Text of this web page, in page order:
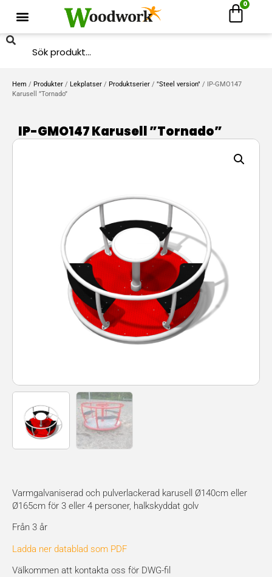
0
Hem / Produkter / Lekplatser / Produktserier / "Steel version" / IP-GMO147
Karusell ”Tornado”
IP-GMO147 Karusell ”Tornado”
Varmgalvaniserad och pulverlackerad karusell Ø140cm eller
Ø165cm för 3 eller 4 personer, halkskyddat golv
Från 3 år
Ladda ner datablad som PDF
Välkommen att kontakta oss för DWG-fil